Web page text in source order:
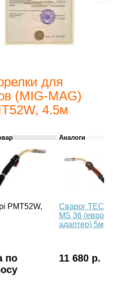
для
(MIG-MAG)
4.5м
Аналоги
PMT52W,
Сварог TECH
MS 36 (евро
адаптер) 5м
по
11 680 р.